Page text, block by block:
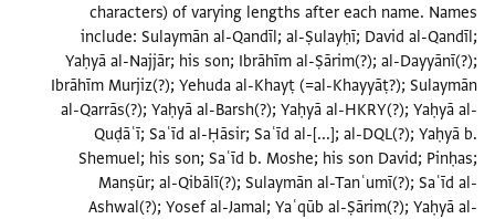
characters) of varying lengths after each name. Names
include: Sulaymān al-Qandīl; al-Ṣulayḥī; David al-Qandīl;
Yaḥyā al-Najjār; his son; Ibrāhīm al-Ṣārim(?); al-Dayyānī(?);
Ibrāhīm Murjiz(?); Yehuda al-Khayṭ (=al-Khayyāṭ?); Sulaymān
al-Qarrās(?); Yaḥyā al-Barsh(?); Yaḥyā al-HKRY(?); Yaḥyā al-
Quḍāʿī; Saʿīd al-Ḥāsir; Saʿīd al-[...]; al-DQL(?); Yaḥyā b.
Shemuel; his son; Saʿīd b. Moshe; his son David; Pinḥas;
Manṣūr; al-Qibālī(?); Sulaymān al-Tanʿumī(?); Saʿīd al-
Ashwal(?); Yosef al-Jamal; Yaʿqūb al-Ṣārim(?); Yaḥyā al-